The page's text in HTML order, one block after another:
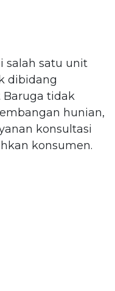
salah satu unit
dibidang
Baruga tidak
hunian,
konsultasi
konsumen.